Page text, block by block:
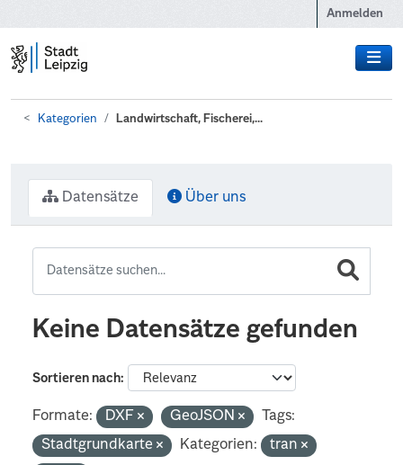
Anmelden
Kategorien Landwirtschaft, Fischerei,...
Datensätze Über uns
Keine Datensätze gefunden
Sortieren nach
Formate: DXF GeoJSON
Tags:
Stadtgrundkarte
Kategorien:
tran